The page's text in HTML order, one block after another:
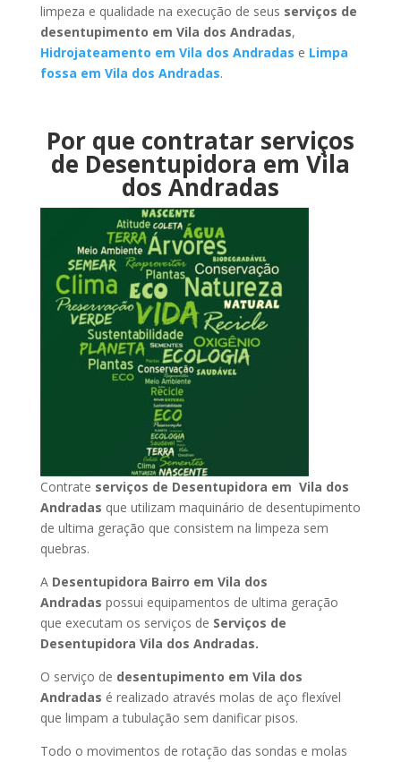
limpeza e qualidade na execução de seus serviços de
desentupimento em Vila dos Andradas,
Hidrojateamento em Vila dos Andradas e Limpa
fossa em Vila dos Andradas.
Por que contratar serviços
de Desentupidora em Vila
dos Andradas
Contrate serviços de Desentupidora em Vila dos
Andradas que utilizam maquinário de desentupimento
de ultima geração que consistem na limpeza sem
quebras.
A Desentupidora Bairro em Vila dos
Andradas possui equipamentos de ultima geração
que executam os serviços de Serviços de
Desentupidora Vila dos Andradas.
O serviço de desentupimento em Vila dos
Andradas é realizado através molas de aço flexível
que limpam a tubulação sem danificar pisos.
Todo o movimentos de rotação das sondas e molas